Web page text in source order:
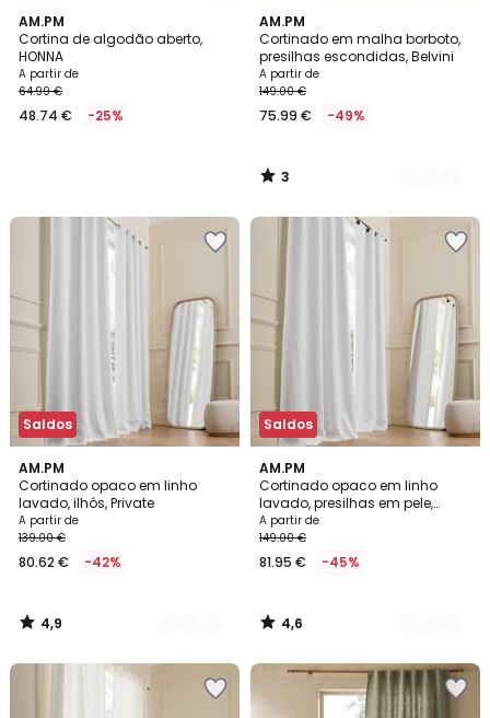
AM.PM
Cortina de algodão aberto,
HONNA
A partir de
64.99 €
48.74 € -25%
AM.PM
Cortinado em malha borboto,
presilhas escondidas, Belvini
A partir de
149.00 €
75.99 € -49%
3
/
5
4
Cores
3
/
Saldos
AM.PM
Cortinado opaco em linho
lavado, ilhós, Private
A partir de
139.00 €
80.62 € -42%
4,9
/ 5
11
Cores
4,9
/
Saldos
AM.PM
Cortinado opaco em linho
lavado, presilhas em pele,
Private
A partir de
149.00 €
81.95 € -45%
4,6
/ 5
11
Cores
4,6
/